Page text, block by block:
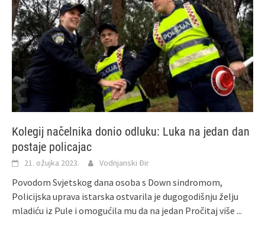
Kolegij načelnika donio odluku: Luka na jedan dan
postaje policajac
21. ožujka 2023. Vodnjanski Đir
Povodom Svjetskog dana osoba s Down sindromom,
Policijska uprava istarska ostvarila je dugogodišnju želju
mladiću iz Pule i omogućila mu da na jedan Pročitaj više ...